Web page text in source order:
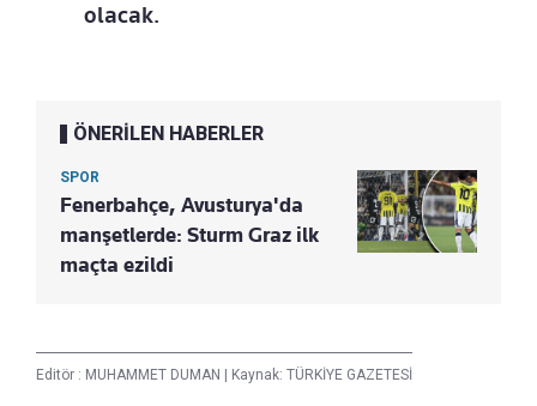
olacak.
ÖNERİLEN HABERLER
SPOR
Fenerbahçe, Avusturya'da
manşetlerde: Sturm Graz ilk
maçta ezildi
Editör : MUHAMMET DUMAN Kaynak: TÜRKİYE GAZETESİ